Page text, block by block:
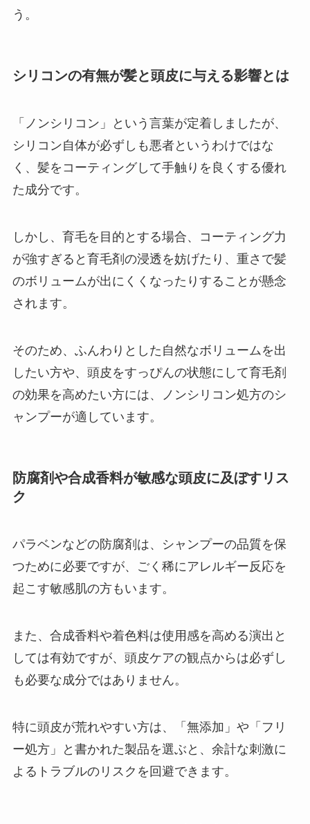
う。
シリコンの有無が髪と頭皮に与える影響とは
「ノンシリコン」という言葉が定着しましたが、
シリコン自体が必ずしも悪者というわけではな
く、髪をコーティングして手触りを良くする優れ
た成分です。
しかし、育毛を目的とする場合、コーティング力
が強すぎると育毛剤の浸透を妨げたり、重さで髪
のボリュームが出にくくなったりすることが懸念
されます。
そのため、ふんわりとした自然なボリュームを出
したい方や、頭皮をすっぴんの状態にして育毛剤
の効果を高めたい方には、ノンシリコン処方のシ
ャンプーが適しています。
防腐剤や合成香料が敏感な頭皮に及ぼすリス
ク
パラベンなどの防腐剤は、シャンプーの品質を保
つために必要ですが、ごく稀にアレルギー反応を
起こす敏感肌の方もいます。
また、合成香料や着色料は使用感を高める演出と
しては有効ですが、頭皮ケアの観点からは必ずし
も必要な成分ではありません。
特に頭皮が荒れやすい方は、「無添加」や「フリ
ー処方」と書かれた製品を選ぶと、余計な刺激に
よるトラブルのリスクを回避できます。